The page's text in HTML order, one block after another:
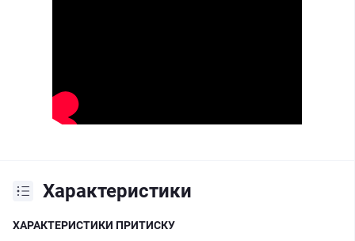
Характеристики
ХАРАКТЕРИСТИКИ ПРИТИСКУ